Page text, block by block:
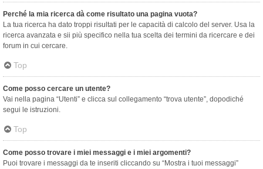
Perché la mia ricerca dà come risultato una pagina vuota?
La tua ricerca ha dato troppi risultati per le capacità di calcolo del server. Usa la
ricerca avanzata e sii più specifico nella tua scelta dei termini da ricercare e dei
forum in cui cercare.
Top
Come posso cercare un utente?
Vai nella pagina “Utenti” e clicca sul collegamento “trova utente”, dopodiché
segui le istruzioni.
Top
Come posso trovare i miei messaggi e i miei argomenti?
Puoi trovare i messaggi da te inseriti cliccando su “Mostra i tuoi messaggi”